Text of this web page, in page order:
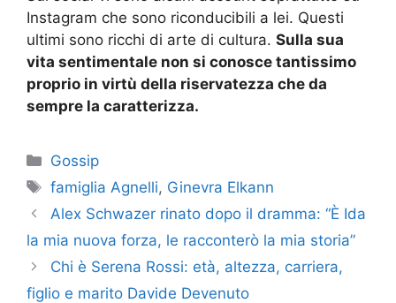
Instagram che sono riconducibili a lei. Questi
ultimi sono ricchi di arte di cultura. Sulla sua
vita sentimentale non si conosce tantissimo
proprio in virtù della riservatezza che da
sempre la caratterizza.
Categorie
Gossip
Tag
famiglia Agnelli, Ginevra Elkann
Alex Schwazer rinato dopo il dramma: “È Ida
la mia nuova forza, le racconterò la mia storia”
Chi è Serena Rossi: età, altezza, carriera,
figlio e marito Davide Devenuto